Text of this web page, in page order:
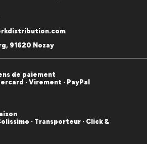
91620 Nozay
de paiement
· Virement · PayPal
· Transporteur · Click &